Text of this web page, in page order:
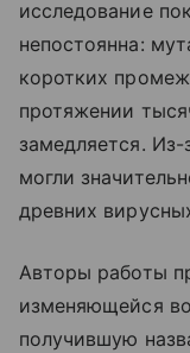
исследование
непостоянна:
коротких
протяжении
замедляется.
могли
древних
Авторы работы
изменяющейся
получившую